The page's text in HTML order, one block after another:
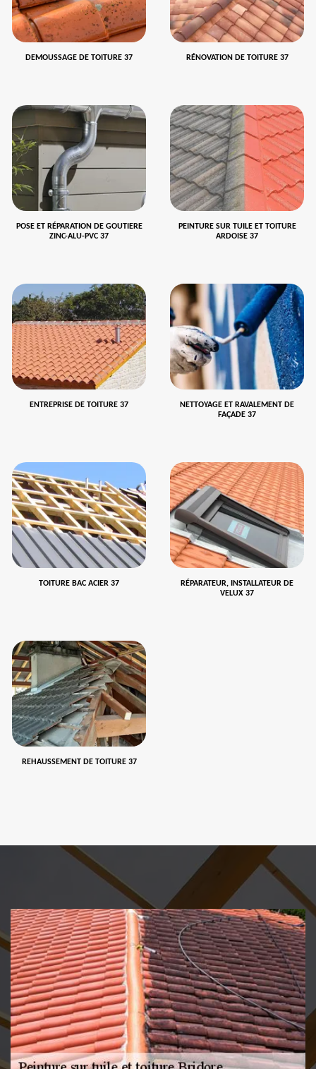
DEMOUSSAGE DE TOITURE 37 RÉNOVATION DE TOITURE 37
POSE ET RÉPARATION DE GOUTIERE
ZINC-ALU-PVC 37
PEINTURE SUR TUILE ET TOITURE
ARDOISE 37
ENTREPRISE DE TOITURE 37
NETTOYAGE ET RAVALEMENT DE
FAÇADE 37
TOITURE BAC ACIER 37
RÉPARATEUR, INSTALLATEUR DE
VELUX 37
REHAUSSEMENT DE TOITURE 37